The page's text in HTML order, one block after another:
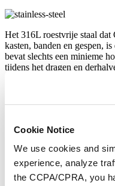
Cookie Notice
We use cookies and
experience, analyze
the CCPA/CPRA, you
Het 316L roestvrije staal
kasten, banden en gespen,
bevat slechts een minieme
tijdens het dragen en
PVD is de afkorting voor
bijvoorbeeld goud, in
duurzaam. PVD is
Features